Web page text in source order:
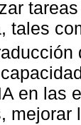
tales
en las